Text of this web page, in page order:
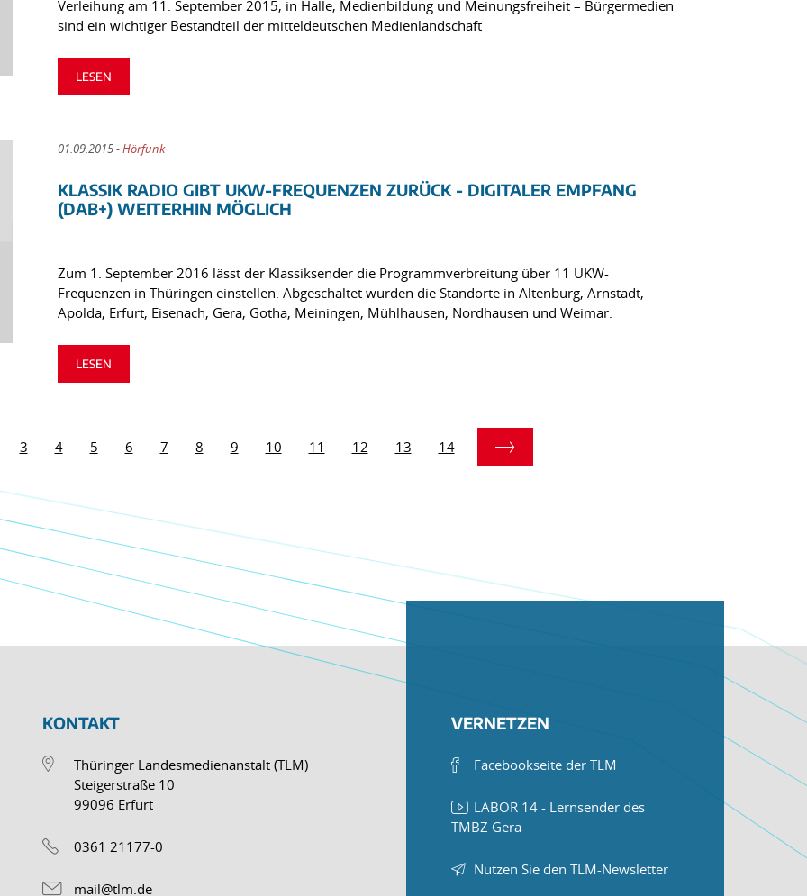
Verleihung am 11. September 2015, in Halle, Medienbildung und Meinungsfreiheit – Bürgermedien
sind ein wichtiger Bestandteil der mitteldeutschen Medienlandschaft
LESEN
01.09.2015 -Hörfunk
KLASSIK RADIO GIBT UKW-FREQUENZEN ZURÜCK - DIGITALER EMPFANG
(DAB+) WEITERHIN MÖGLICH
Zum 1. September 2016 lässt der Klassiksender die Programmverbreitung über 11 UKW-
Frequenzen in Thüringen einstellen. Abgeschaltet wurden die Standorte in Altenburg, Arnstadt,
Apolda, Erfurt, Eisenach, Gera, Gotha, Meiningen, Mühlhausen, Nordhausen und Weimar.
LESEN
3 4 5 6 7 8 9 10 11 12 13 14
KONTAKT
Thüringer Landesmedienanstalt (TLM)
Steigerstraße 10
99096 Erfurt
0361 21177-0
mail@tlm.de
VERNETZEN
Facebookseite der TLM
LABOR 14 - Lernsender des
TMBZ Gera
Nutzen Sie den TLM-Newsletter